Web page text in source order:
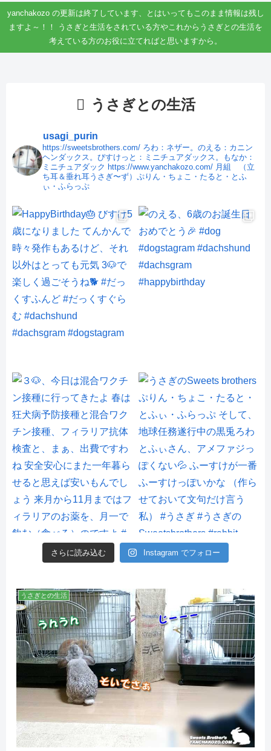
yanchakozo の更新は終了しています、とはいってもこのまま情報は残し
ますよ～！！ うさぎと生活をされている方やこれからうさぎとの生活を
考えている方のお役に立てればと思いますから。
うさぎとの生活
usagi_purin
https://sweetsbrothers.com/ ろわ：ネザー。のえる：カニン
ヘンダックス。びすけっと：ミニチュアダックス。もなか：
ミニチュアダック https://www.yanchakozo.com/ 月組 （立
ち耳＆垂れ耳うさぎ〜ず）ぷりん・ちょこ・たると・とふ
ぃ・ふらっぷ
さらに読み込む Instagram でフォロー
うさぎとの生活